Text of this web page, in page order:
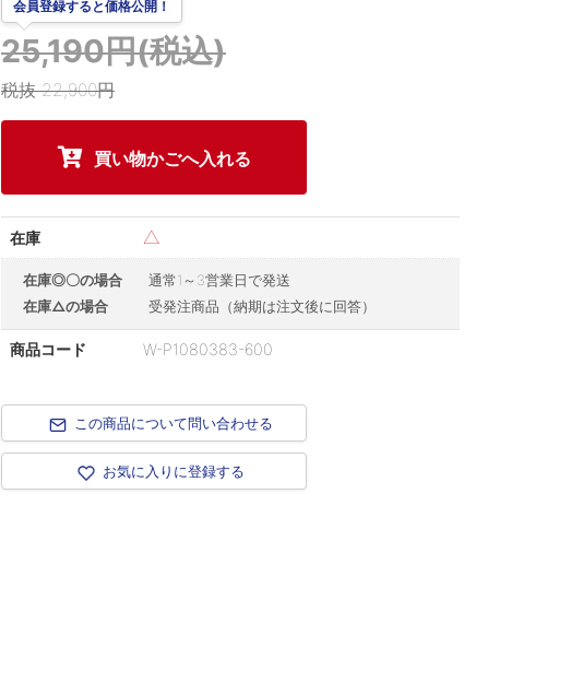
25,190円(税込)
会員登録すると価格公開！
税抜 22,900円
商品コード W-P1080383-600
在庫◎〇の場合
通常1～3営業日で発送
在庫△の場合
受発注商品（納期は注文後に回答）
在庫 △
買い物かごへ入れる
この商品について問い合わせる
お気に入りに登録する